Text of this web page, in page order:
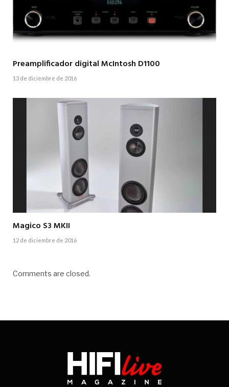
Preamplificador digital McIntosh D1100
13 de diciembre de 2016
Magico S3 MKII
12 de diciembre de 2016
Comments are closed.